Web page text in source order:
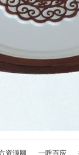
资源网 一呼百应